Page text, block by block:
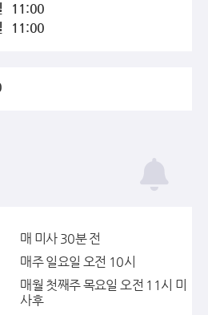
11:00
11:00
매 미사 30분 전
매주 일요일 오전 10시
매월 첫째주 목요일 오전 11시 미
사후